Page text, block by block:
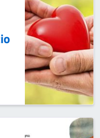
- ATTIVAZIONE DEL